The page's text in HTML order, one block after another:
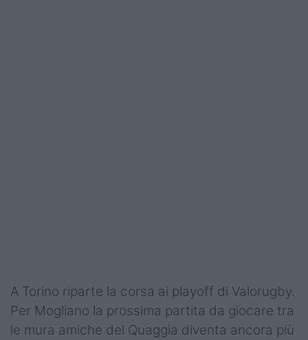
A Torino riparte la corsa ai playoff di Valorugby.
Per Mogliano la prossima partita da giocare tra
le mura amiche del Quaggia diventa ancora più